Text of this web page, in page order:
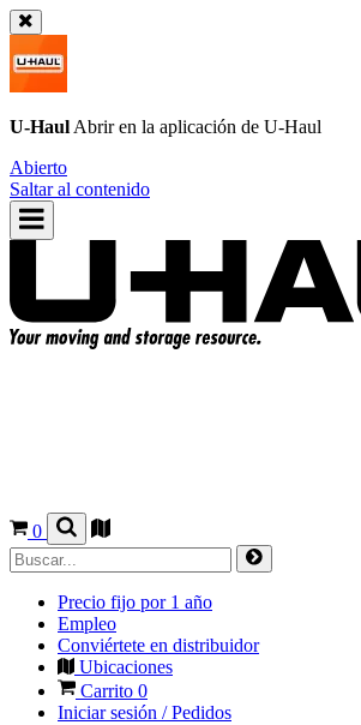
U-Haul Abrir en la aplicación de U-Haul
Abierto
Saltar al contenido
0
Precio fijo por 1 año
Empleo
Conviértete en distribuidor
Ubicaciones
Carrito 0
Iniciar sesión / Pedidos